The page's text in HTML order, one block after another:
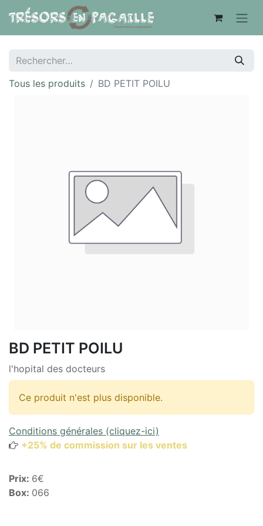
Tous les produits BD PETIT POILU
BD PETIT POILU
l'hopital des docteurs
Ce produit n'est plus disponible.
Conditions générales (cliquez-ici)
+25% de commission sur les ventes
Prix: 6€
Box: 066